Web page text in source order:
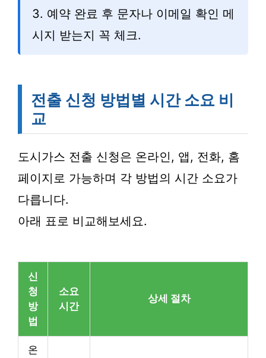
3. 예약 완료 후 문자나 이메일 확인 메
시지 받는지 꼭 체크.
전출 신청 방법별 시간 소요 비
교
도시가스 전출 신청은 온라인, 앱, 전화, 홈
페이지로 가능하며 각 방법의 시간 소요가
다릅니다.
아래 표로 비교해보세요.
신
청
방
법
소요
시간
상세 절차
온